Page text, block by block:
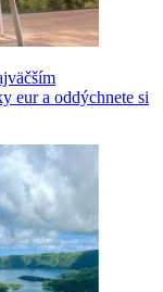
eur a oddýchnete si